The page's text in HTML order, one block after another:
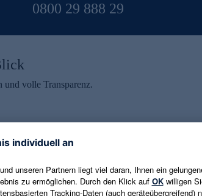
0800 29 888 29
und volle Transparenz.
Trends,
E-Mail-Adresse eingeben